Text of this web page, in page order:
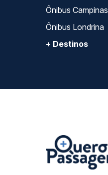
Ônibus Campinas
Ônibus Londrina
+ Destinos